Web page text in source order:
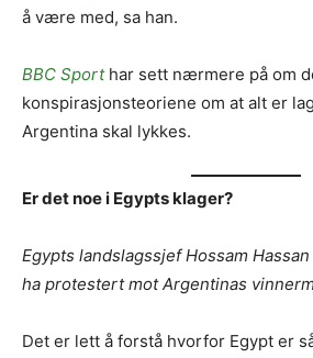
å være med, sa han.
BBC Sporthar sett nærmere på om
konspirasjonsteoriene om at alt er
Argentina skal lykkes.
Er det noe i Egypts klager?
Egypts landslagssjef Hossam
ha protestert mot Argentinas
Det er lett å forstå hvorfor Egypt er